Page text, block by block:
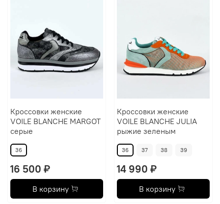
Кроссовки женские
VOILE BLANCHE MARGOT
серые
36
16 500 ₽
В корзину
Кроссовки женские
VOILE BLANCHE JULIA
рыжие зеленым
36 37 38 39
14 990 ₽
В корзину